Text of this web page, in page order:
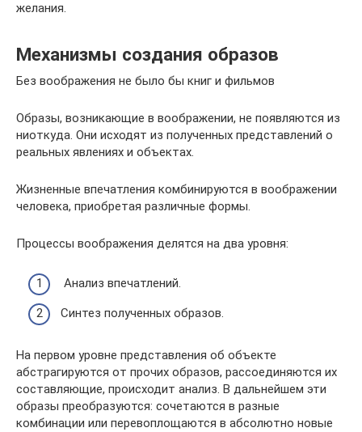
желания.
Механизмы создания образов
Без воображения не было бы книг и фильмов
Образы, возникающие в воображении, не появляются из
ниоткуда. Они исходят из полученных представлений о
реальных явлениях и объектах.
Жизненные впечатления комбинируются в воображении
человека, приобретая различные формы.
Процессы воображения делятся на два уровня:
Анализ впечатлений.
Синтез полученных образов.
На первом уровне представления об объекте
абстрагируются от прочих образов, рассоединяются их
составляющие, происходит анализ. В дальнейшем эти
образы преобразуются: сочетаются в разные
комбинации или перевоплощаются в абсолютно новые